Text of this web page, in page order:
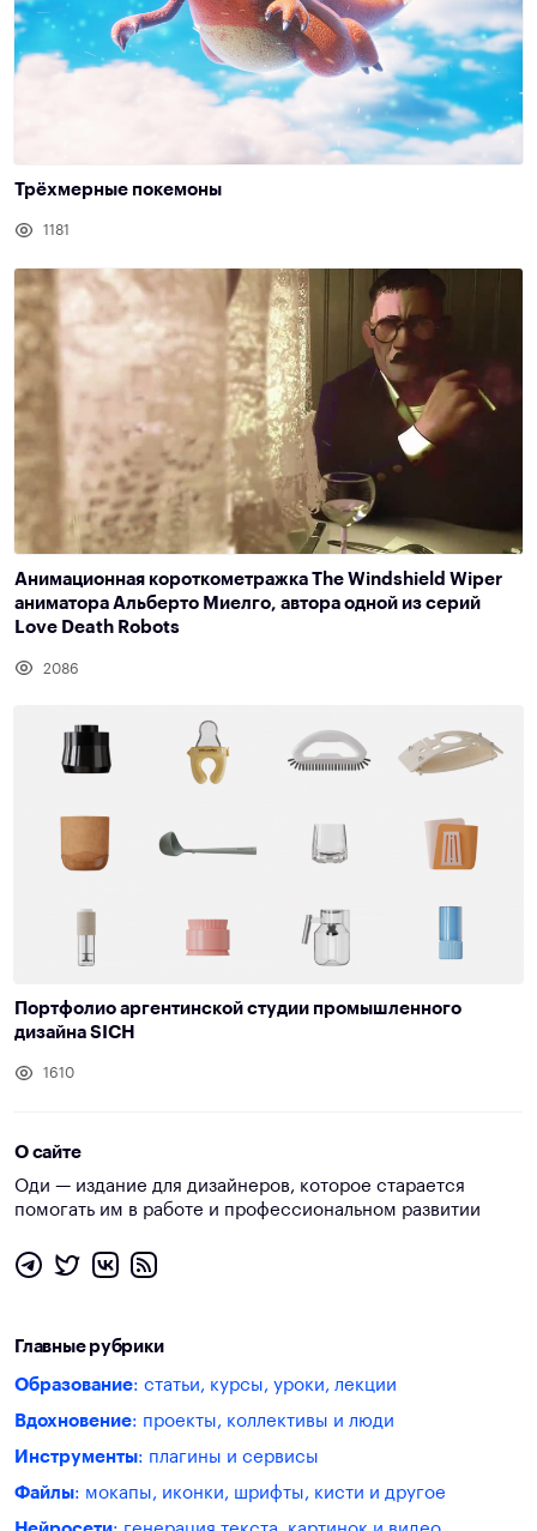
Трёхмерные покемоны
1181
Анимационная короткометражка The Windshield Wiper
аниматора Альберто Миелго, автора одной из серий
Love Death Robots
2086
Портфолио аргентинской студии промышленного
дизайна SICH
1610
О сайте
Оди — издание для дизайнеров, которое старается
помогать им в работе и профессиональном развитии
Главные рубрики
Образование: статьи, курсы, уроки, лекции
Вдохновение: проекты, коллективы и люди
Инструменты: плагины и сервисы
Файлы: мокапы, иконки, шрифты, кисти и другое